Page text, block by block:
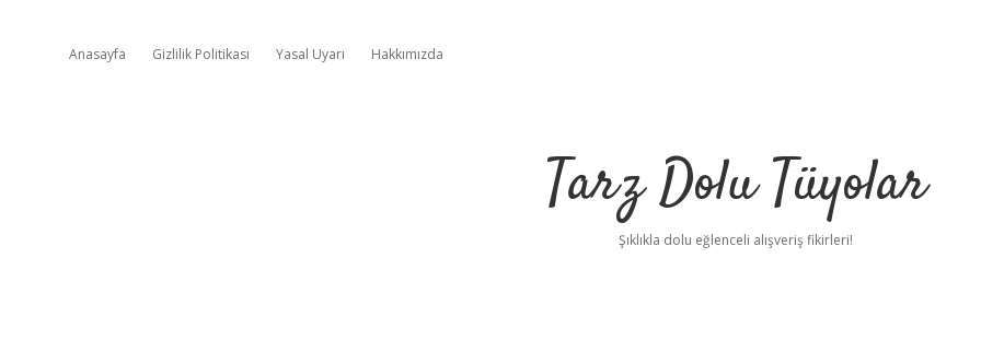
Anasayfa Gizlilik Politikası Yasal Uyarı Hakkımızda
Tarz Dolu Tüyolar
Şıklıkla dolu eğlenceli alışveriş fikirleri!